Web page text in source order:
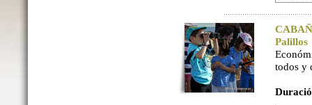
Palillos
todos y